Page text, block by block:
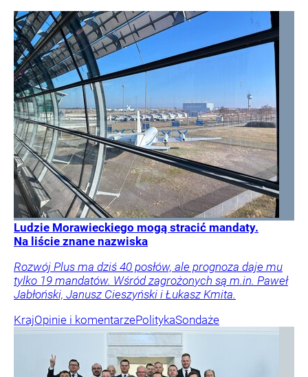
Ludzie Morawieckiego mogą stracić mandaty.
Na liście znane nazwiska
Rozwój Plus ma dziś 40 posłów, ale prognoza daje mu
tylko 19 mandatów. Wśród zagrożonych są m.in. Paweł
Jabłoński, Janusz Cieszyński i Łukasz Kmita.
KrajOpinie i komentarzePolitykaSondaże